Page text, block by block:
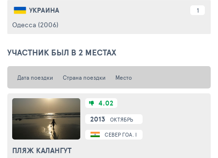
УКРАИНА 1
Одесса (2006)
УЧАСТНИК БЫЛ В 2 МЕСТАХ
Дата поездки Страна поездки Место
2013 ОКТЯБРЬ
СЕВЕР ГОА. КАЛАНГУТ
ПЛЯЖ КАЛАНГУТ
4.02